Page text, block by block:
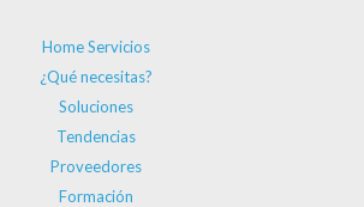
Home Servicios
¿Qué necesitas?
Soluciones
Tendencias
Proveedores
Formación